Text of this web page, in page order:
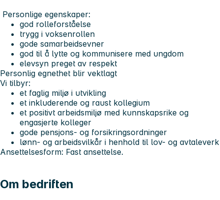
Personlige egenskaper:
god rolleforståelse
trygg i voksenrollen
gode samarbeidsevner
god til å lytte og kommunisere med ungdom
elevsyn preget av respekt
Personlig egnethet blir vektlagt
Vi tilbyr:
et faglig miljø i utvikling
et inkluderende og raust kollegium
et positivt arbeidsmiljø med kunnskapsrike og
engasjerte kolleger
gode pensjons- og forsikringsordninger
lønn- og arbeidsvilkår i henhold til lov- og avtaleverk
Ansettelsesform: Fast ansettelse.
Om bedriften